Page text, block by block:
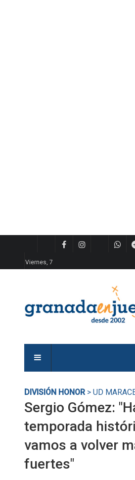
Viernes, 7
DIVISIÓN HONOR> UD
Sergio Gómez:
temporada
vamos a volver
fuertes"